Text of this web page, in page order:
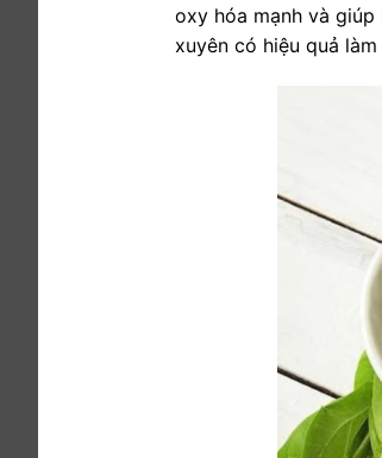
oxy hóa mạnh và
xuyên có hiệu quả